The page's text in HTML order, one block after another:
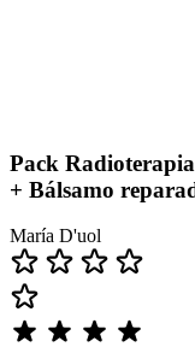
Pack
+ Bálsamo
María D'uol